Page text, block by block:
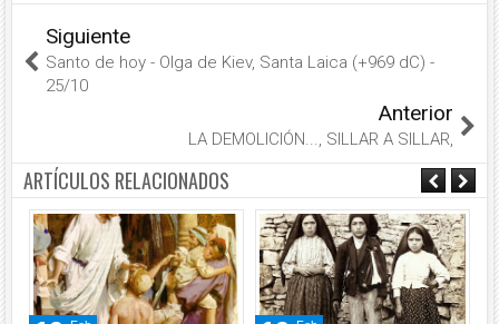
Siguiente
Santo de hoy - Olga de Kiev, Santa Laica (+969 dC) -
25/10
Anterior
LA DEMOLICIÓN..., SILLAR A SILLAR,
ARTÍCULOS RELACIONADOS